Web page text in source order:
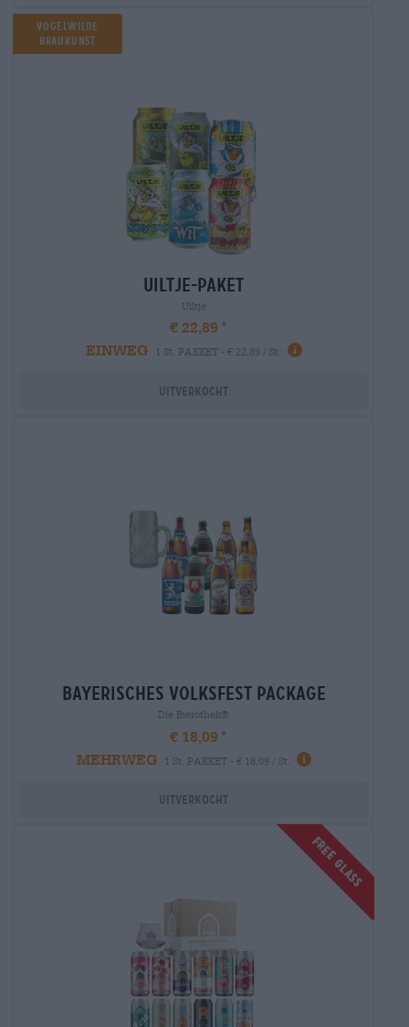
Vogelwilde
Braukunst
uiltje-paket
Uiltje
€ 22,89
EINWEG
1 St. PAKKET - € 22,89 / St.
Uitverkocht
bayerisches volksfest package
Die Bierothek®
€ 18,09
MEHRWEG
1 St. PAKKET - € 18,09 / St.
Uitverkocht
FREE GLASS